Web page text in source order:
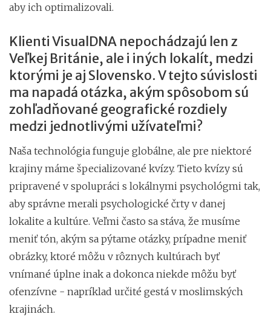
aby ich optimalizovali.
Klienti VisualDNA nepochádzajú len z
Veľkej Británie, ale i iných lokalít, medzi
ktorými je aj Slovensko. V tejto súvislosti
ma napadá otázka, akým spôsobom sú
zohľadňované geografické rozdiely
medzi jednotlivými užívateľmi?
Naša technológia funguje globálne, ale pre niektoré
krajiny máme špecializované kvízy. Tieto kvízy sú
pripravené v spolupráci s lokálnymi psychológmi tak,
aby správne merali psychologické črty v danej
lokalite a kultúre. Veľmi často sa stáva, že musíme
meniť tón, akým sa pýtame otázky, prípadne meniť
obrázky, ktoré môžu v rôznych kultúrach byť
vnímané úplne inak a dokonca niekde môžu byť
ofenzívne - napríklad určité gestá v moslimských
krajinách.